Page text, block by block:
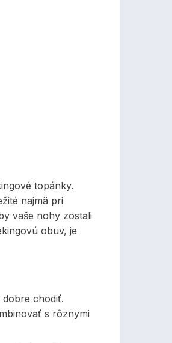
topánky.
najmä pri
vaše nohy zostali
obuv, je
chodiť.
s rôznymi